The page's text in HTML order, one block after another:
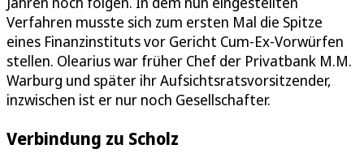
Verfahren musste sich zum ersten Mal die Spitze
eines Finanzinstituts vor Gericht Cum-Ex-Vorwürfen
stellen. Olearius war früher Chef der Privatbank M.M.
Warburg und später ihr Aufsichtsratsvorsitzender,
inzwischen ist er nur noch Gesellschafter.
Verbindung zu Scholz